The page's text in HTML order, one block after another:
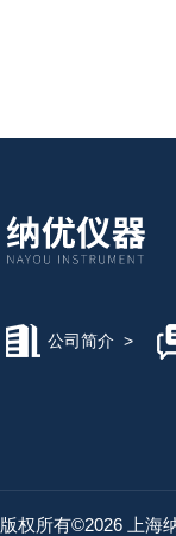
公司简介 >
版权所有©2026 上海